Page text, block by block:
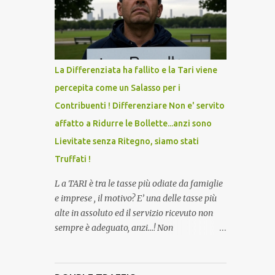
lo scopo della temperatura? Qualcuno a suo
tempo ribattezzo' il Vaccino come: l' Amaro
del Capo, era "spettacolare Ghiacciato, ma
andava bene anche, a Temperatura
Ambiente"! Riproponiamo l'articolo per NON
La Differenziata ha fallito e la Tari viene
percepita come un Salasso per i
Contribuenti ! Differenziare Non e' servito
affatto a Ridurre le Bollette...anzi sono
Lievitate senza Ritegno, siamo stati
Truffati !
L a TARI è tra le tasse più odiate da famiglie
e imprese , il motivo? E’ una delle tasse più
alte in assoluto ed il servizio ricevuto non
sempre è adeguato, anzi…! Non
cittadini direttamente a casa, abbiamo